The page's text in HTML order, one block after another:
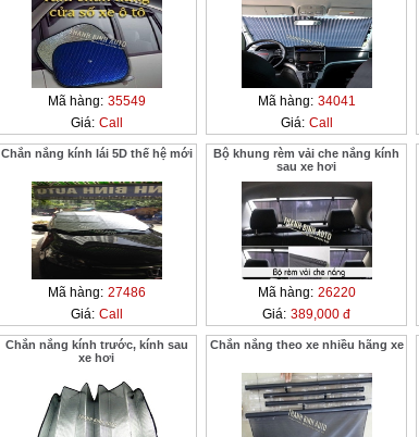
Mã hàng: 35549
Giá: Call
Mã hàng: 34041
Giá: Call
Chắn nắng kính lái 5D thế hệ mới
Mã hàng: 27486
Giá: Call
Bộ khung rèm vải che nắng kính
sau xe hơi
Mã hàng: 26220
Giá: 389,000 đ
Chắn nắng kính trước, kính sau
xe hơi
Chắn nắng theo xe nhiều hãng xe